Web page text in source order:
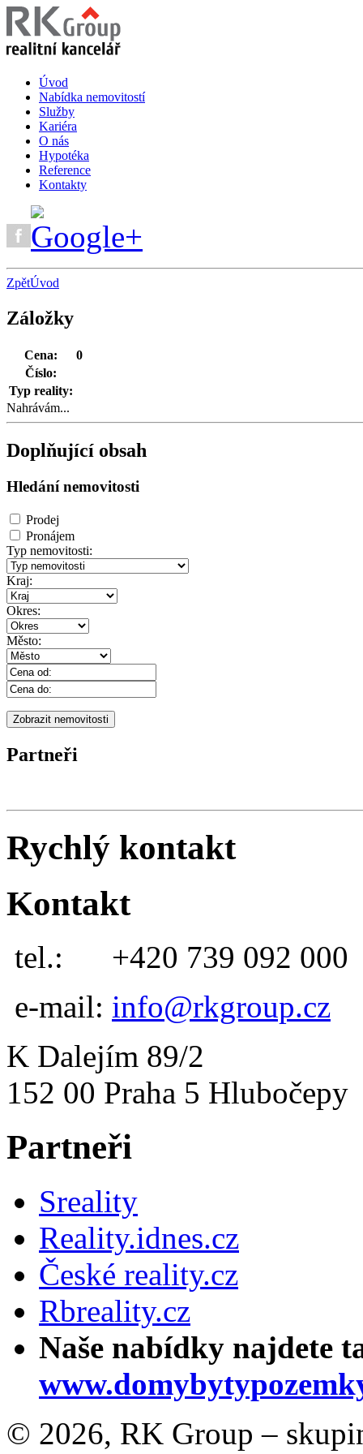
Úvod
Nabídka nemovitostí
Služby
Kariéra
O nás
Hypotéka
Reference
Kontakty
ZpětÚvod
Záložky
Cena:
0
Číslo:
Typ reality:
Nahrávám...
Doplňující obsah
Hledání nemovitosti
Prodej
Pronájem
Typ nemovitosti:
Kraj:
Okres:
Město:
Partneři
Rychlý kontakt
Kontakt
tel.: +420 739 092 000
e-mail: info@rkgroup.cz
K Dalejím 89/2
152 00 Praha 5 Hlubočepy
Partneři
Sreality
Reality.idnes.cz
České reality.cz
Rbreality.cz
Naše nabídky najdete
© 2026, RK Group –